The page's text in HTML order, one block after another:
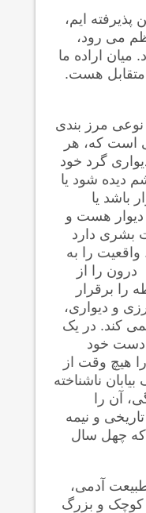
ایم،
می رود،
میان اراده ما
متقابل هست.
نوعی مرز بندی
است که، هر
گرد خود
دیده شود یا
باشد یا
دیوار هست و
بشری دارد
را به
را از
را برقرار
و دیواری،
کند. در یک
دست خود
هیچ وقت از
ناشناخته
آن را
و نیمه
که چهل سال
آدمی،
کوچک و بزرگ